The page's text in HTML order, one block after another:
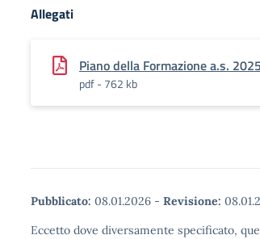
Allegati
Piano della Formazione a.s.
pdf - 762 kb
Pubblicato: 08.01.2026 - Revisione:
Eccetto dove diversamente specificato,